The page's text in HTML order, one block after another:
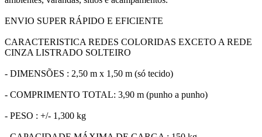
ENVIO SUPER RÁPIDO E EFICIENTE
CARACTERISTICA REDES COLORIDAS EXCETO A REDE
CINZA LISTRADO SOLTEIRO
- DIMENSÕES : 2,50 m x 1,50 m (só tecido)
- COMPRIMENTO TOTAL: 3,90 m (punho a punho)
- PESO : +/- 1,300 kg